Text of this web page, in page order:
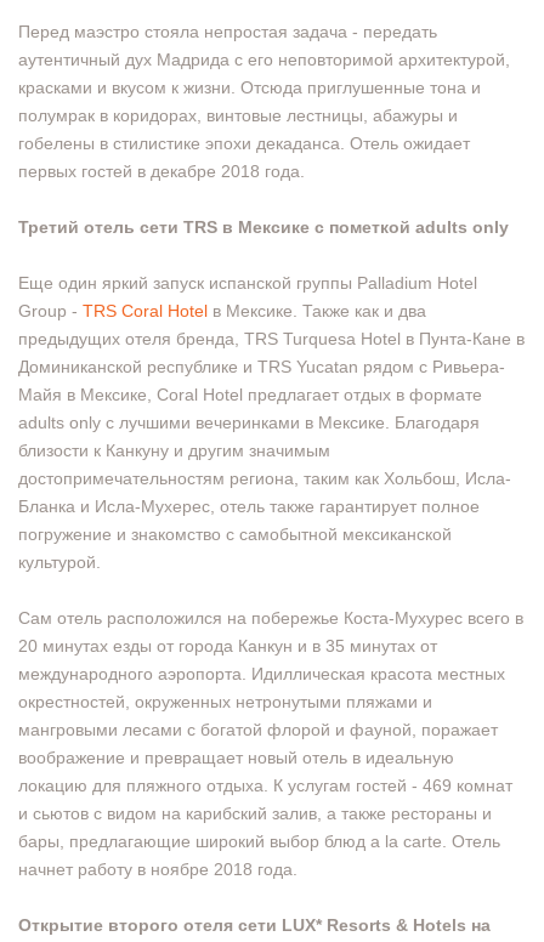
Перед маэстро стояла непростая задача - передать
аутентичный дух Мадрида с его неповторимой архитектурой,
красками и вкусом к жизни. Отсюда приглушенные тона и
полумрак в коридорах, винтовые лестницы, абажуры и
гобелены в стилистике эпохи декаданса. Отель ожидает
первых гостей в декабре 2018 года.
Третий отель сети TRS в Мексике с пометкой adults only
Еще один яркий запуск испанской группы Palladium Hotel
Group - TRS Coral Hotel в Мексике. Также как и два
предыдущих отеля бренда, TRS Turquesa Hotel в Пунта-Кане в
Доминиканской республике и TRS Yucatan рядом с Ривьера-
Майя в Мексике, Coral Hotel предлагает отдых в формате
adults only с лучшими вечеринками в Мексике. Благодаря
близости к Канкуну и другим значимым
достопримечательностям региона, таким как Хольбош, Исла-
Бланка и Исла-Мухерес, отель также гарантирует полное
погружение и знакомство с самобытной мексиканской
культурой.
Сам отель расположился на побережье Коста-Мухурес всего в
20 минутах езды от города Канкун и в 35 минутах от
международного аэропорта. Идиллическая красота местных
окрестностей, окруженных нетронутыми пляжами и
мангровыми лесами с богатой флорой и фауной, поражает
воображение и превращает новый отель в идеальную
локацию для пляжного отдыха. К услугам гостей - 469 комнат
и сьютов с видом на карибский залив, а также рестораны и
бары, предлагающие широкий выбор блюд a la carte. Отель
начнет работу в ноябре 2018 года.
Открытие второго отеля сети LUX* Resorts & Hotels на